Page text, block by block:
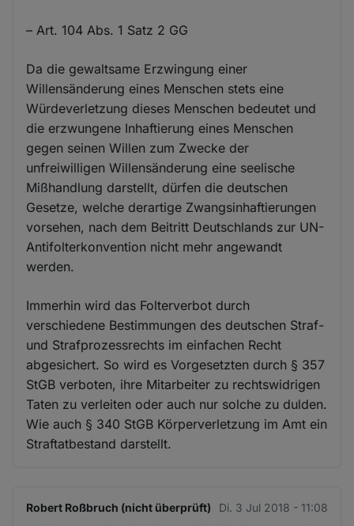
– Art. 104 Abs. 1 Satz 2 GG
Da die gewaltsame Erzwingung einer
Willensänderung eines Menschen stets eine
Würdeverletzung dieses Menschen bedeutet und
die erzwungene Inhaftierung eines Menschen
gegen seinen Willen zum Zwecke der
unfreiwilligen Willensänderung eine seelische
Mißhandlung darstellt, dürfen die deutschen
Gesetze, welche derartige Zwangsinhaftierungen
vorsehen, nach dem Beitritt Deutschlands zur UN-
Antifolterkonvention nicht mehr angewandt
werden.
Immerhin wird das Folterverbot durch
verschiedene Bestimmungen des deutschen Straf-
und Strafprozessrechts im einfachen Recht
abgesichert. So wird es Vorgesetzten durch § 357
StGB verboten, ihre Mitarbeiter zu rechtswidrigen
Taten zu verleiten oder auch nur solche zu dulden.
Wie auch § 340 StGB Körperverletzung im Amt ein
Straftatbestand darstellt.
Robert Roßbruch (nicht überprüft) Di. 3 Jul 2018 - 11:08